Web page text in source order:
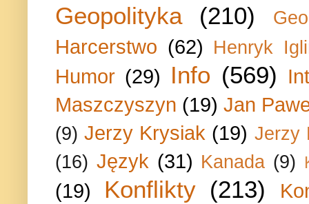
Geopolityka
(210)
Harcerstwo (62) Henryk
Humor (29) Info (569)
Maszczyszyn (19) Jan
(9) Jerzy Krysiak (19) Jerzy
(16) Język (31) Kanada (9)
(19) Konflikty (213)